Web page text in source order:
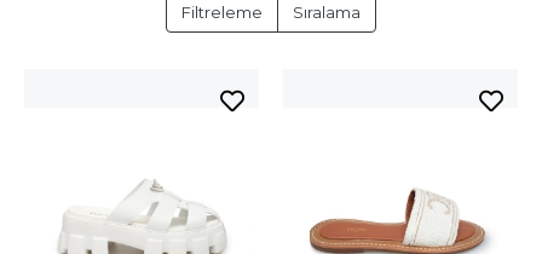
Filtreleme Sıralama